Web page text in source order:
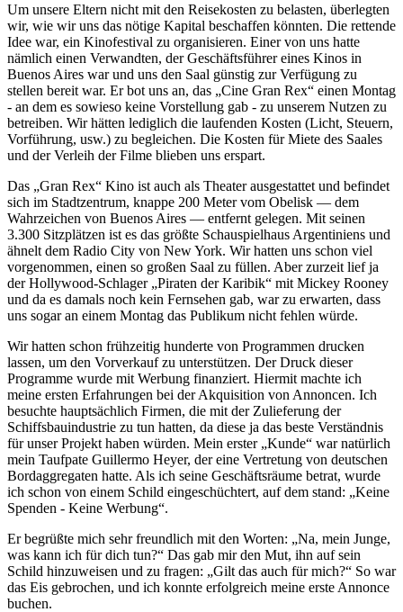
Um unsere Eltern nicht mit den Reisekosten zu belasten, überlegten
wir, wie wir uns das nötige Kapital beschaffen könnten. Die rettende
Idee war, ein Kinofestival zu organisieren. Einer von uns hatte
nämlich einen Verwandten, der Geschäftsführer eines Kinos in
Buenos Aires war und uns den Saal günstig zur Verfügung zu
stellen bereit war. Er bot uns an, das
Cine Gran Rex
einen Montag
- an dem es sowieso keine Vorstellung gab - zu unserem Nutzen zu
betreiben. Wir hätten lediglich die laufenden Kosten (Licht, Steuern,
Vorführung, usw.) zu begleichen. Die Kosten für Miete des Saales
und der Verleih der Filme blieben uns erspart.
Das
Gran Rex
Kino ist auch als Theater ausgestattet und befindet
sich im Stadtzentrum, knappe 200 Meter vom Obelisk — dem
Wahrzeichen von Buenos Aires — entfernt gelegen. Mit seinen
3.300 Sitzplätzen ist es das größte Schauspielhaus Argentiniens und
ähnelt dem Radio City von New York. Wir hatten uns schon viel
vorgenommen, einen so großen Saal zu füllen. Aber zurzeit lief ja
der Hollywood-Schlager Piraten der Karibik
mit Mickey Rooney
und da es damals noch kein Fernsehen gab, war zu erwarten, dass
uns sogar an einem Montag das Publikum nicht fehlen würde.
Wir hatten schon frühzeitig hunderte von Programmen drucken
lassen, um den Vorverkauf zu unterstützen. Der Druck dieser
Programme wurde mit Werbung finanziert. Hiermit machte ich
meine ersten Erfahrungen bei der Akquisition von Annoncen. Ich
besuchte hauptsächlich Firmen, die mit der Zulieferung der
Schiffsbauindustrie zu tun hatten, da diese ja das beste Verständnis
für unser Projekt haben würden. Mein erster Kunde
war natürlich
mein Taufpate Guillermo Heyer, der eine Vertretung von deutschen
Bordaggregaten hatte. Als ich seine Geschäftsräume betrat, wurde
ich schon von einem Schild eingeschüchtert, auf dem stand:
Keine
Spenden - Keine Werbung .
Er begrüßte mich sehr freundlich mit den Worten:
Na, mein Junge,
was kann ich für dich tun?
Das gab mir den Mut, ihn auf sein
Schild hinzuweisen und zu fragen:
Gilt das auch für mich?
So war
das Eis gebrochen, und ich konnte erfolgreich meine erste Annonce
buchen.